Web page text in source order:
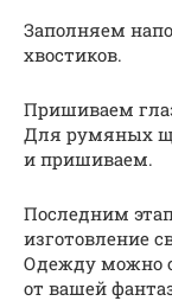
Заполняем
хвостиков.
Пришиваем
Для румяных
и пришиваем.
Последним
изготовление
Одежду можно
от вашей